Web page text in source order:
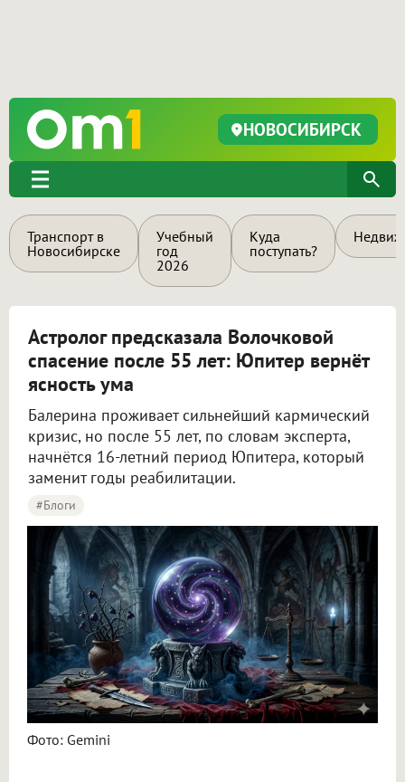
НОВОСИБИРСК
Транспорт в
Новосибирске
Учебный
год
2026
Куда
поступать?
Астролог предсказала Волочковой
спасение после 55 лет: Юпитер вернёт
ясность ума
Балерина проживает сильнейший кармический
кризис, но после 55 лет, по словам эксперта,
начнётся 16‑летний период Юпитера, который
заменит годы реабилитации.
#Блоги
Фото: Gemini